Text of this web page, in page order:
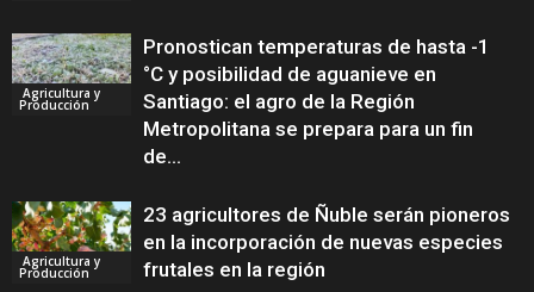
Agricultura y
Producción
Pronostican temperaturas de hasta -1
°C y posibilidad de aguanieve en
Santiago: el agro de la Región
Metropolitana se prepara para un fin
de...
Agricultura y
Producción
23 agricultores de Ñuble serán pioneros
en la incorporación de nuevas especies
frutales en la región